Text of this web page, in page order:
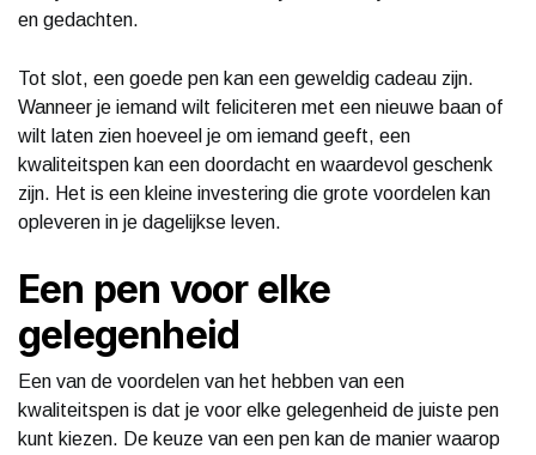
en gedachten.
Tot slot, een goede pen kan een geweldig cadeau zijn.
Wanneer je iemand wilt feliciteren met een nieuwe baan of
wilt laten zien hoeveel je om iemand geeft, een
kwaliteitspen kan een doordacht en waardevol geschenk
zijn. Het is een kleine investering die grote voordelen kan
opleveren in je dagelijkse leven.
Een pen voor elke
gelegenheid
Een van de voordelen van het hebben van een
kwaliteitspen is dat je voor elke gelegenheid de juiste pen
kunt kiezen. De keuze van een pen kan de manier waarop